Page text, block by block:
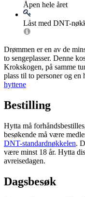
Åpen hele året
Låst med DNT-
Drømmen er en av de
to sengeplasser. Denne
Krokskogen, på samme
plass til to personer og en
hyttene
Bestilling
Hytta må
besøkende må være
DNT-standardnøkkelen.
være minst 18 år. Hytta
avreisedagen.
Dagsbesøk